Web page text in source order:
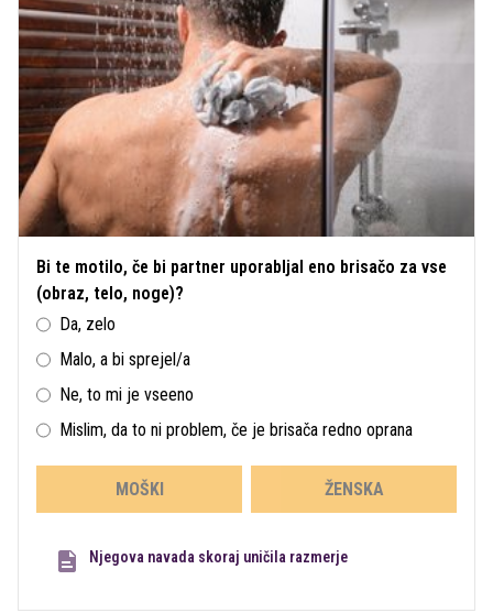
Bi te motilo, če bi partner uporabljal eno brisačo za vse
(obraz, telo, noge)?
Da, zelo
Malo, a bi sprejel/a
Ne, to mi je vseeno
Mislim, da to ni problem, če je brisača redno oprana
MOŠKI ŽENSKA
Njegova navada skoraj uničila razmerje